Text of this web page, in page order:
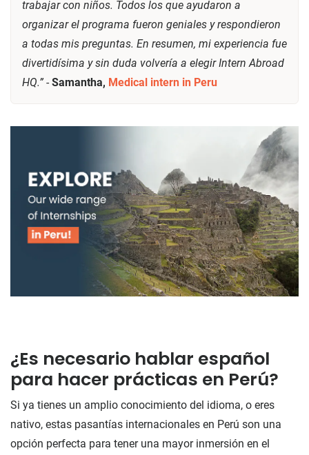
trabajar con niños. Todos los que ayudaron a
organizar el programa fueron geniales y respondieron
a todas mis preguntas. En resumen, mi experiencia fue
divertidísima y sin duda volvería a elegir Intern Abroad
HQ.” -Samantha, Medical intern in Peru
¿Es necesario hablar español
para hacer prácticas en Perú?
Si ya tienes un amplio conocimiento del idioma, o eres
nativo, estas pasantías internacionales en Perú son una
opción perfecta para tener una mayor inmersión en el